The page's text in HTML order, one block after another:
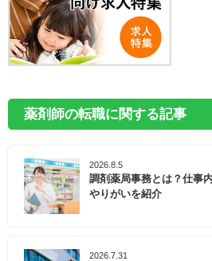
薬剤師の転職に関する記事
2026.8.5
調剤薬局事務とは？仕事
やりがいを紹介
2026.7.31